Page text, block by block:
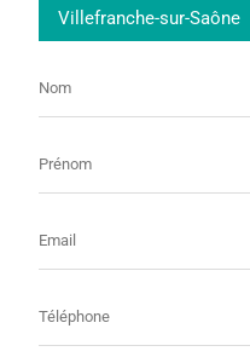
Villefranche-sur-Saône
mail